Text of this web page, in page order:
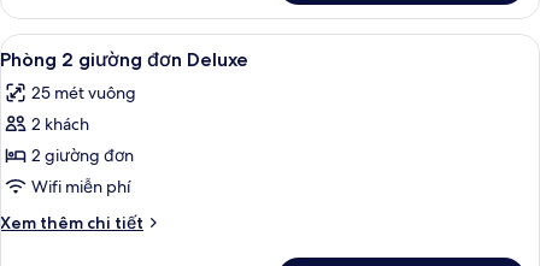
Phòng
đôi
hoặc
giường
đơn
Xem
tất
cả
ảnh
Phòng
2
giường
đơn
Phòng 2 giường đơn Deluxe |
3
Phòng 2 giường đơn Deluxe
25 mét vuông
2 khách
2 giường đơn
Wifi miễn phí
Xem thêm chi tiết
Chi